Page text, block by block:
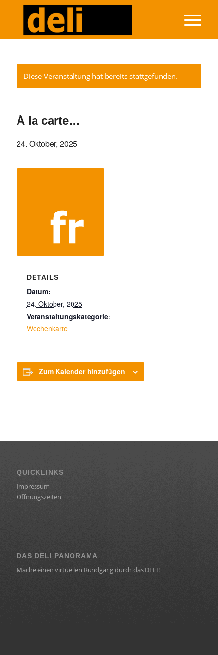
Diese Veranstaltung hat bereits stattgefunden.
À la carte…
24. Oktober, 2025
DETAILS
Datum:
24. Oktober, 2025
Veranstaltungskategorie:
Wochenkarte
Zum Kalender hinzufügen
QUICKLINKS
Impressum
Öffnungszeiten
DAS DELI PANORAMA
Mache einen virtuellen Rundgang durch das DELI!